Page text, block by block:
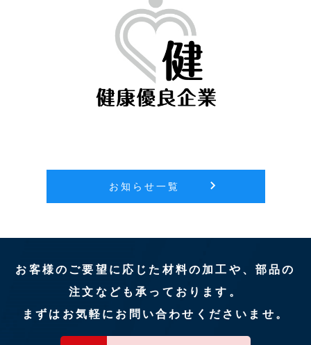
お知らせ一覧
お客様のご要望に応じた材料の加工や、部品の
注文なども承っております。
まずはお気軽にお問い合わせくださいませ。